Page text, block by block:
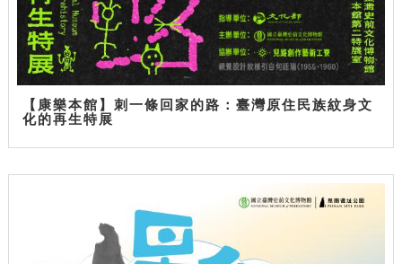
【康樂本館】刺一條回家的路：臺灣原住民族紋身文
化的再生特展